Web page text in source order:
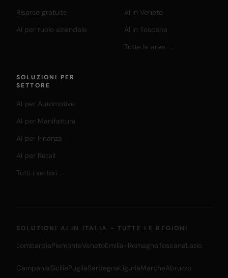
Risorse gratuite
AI per ruolo aziendale
AI in Veneto
AI in Toscana
Tutte le aree →
SOLUZIONI PER
SETTORE
AI per Automotive
AI per Manifattura
AI per Finanza
AI per Retail
Tutti i settori →
SOLUZIONI AI IN ITALIA - TUTTE LE REGIONI
LombardiaPiemonteVenetoEmilia-RomagnaToscanaLazio
CampaniaSiciliaPugliaSardegnaLiguriaMarcheAbruzzo